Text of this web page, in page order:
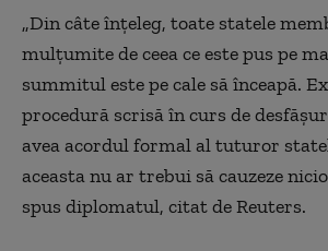
„Din câte înțeleg, toate statele
mulțumite de ceea ce este pus pe
summitul este pe cale să înceapă.
procedură scrisă în curs de
avea acordul formal al tuturor
aceasta nu ar trebui să cauzeze
spus diplomatul, citat de Reuters.